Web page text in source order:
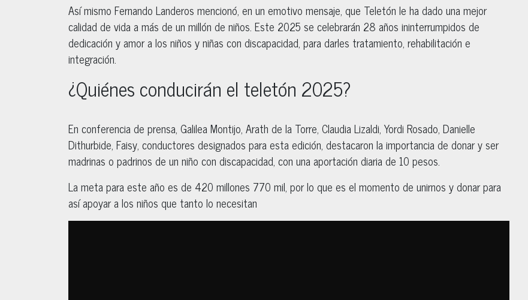
Así mismo Fernando Landeros mencionó, en un emotivo mensaje, que Teletón le ha dado una mejor
calidad de vida a más de un millón de niños. Este 2025 se celebrarán 28 años ininterrumpidos de
dedicación y amor a los niños y niñas con discapacidad, para darles tratamiento, rehabilitación e
integración.
¿Quiénes conducirán el teletón 2025?
En conferencia de prensa, Galilea Montijo, Arath de la Torre, Claudia Lizaldi, Yordi Rosado, Danielle
Dithurbide, Faisy, conductores designados para esta edición, destacaron la importancia de donar y ser
madrinas o padrinos de un niño con discapacidad, con una aportación diaria de 10 pesos.
La meta para este año es de 420 millones 770 mil, por lo que es el momento de unirnos y donar para
así apoyar a los niños que tanto lo necesitan